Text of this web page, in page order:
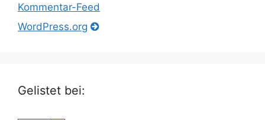
Kommentar-Feed
WordPress.org
Gelistet bei: